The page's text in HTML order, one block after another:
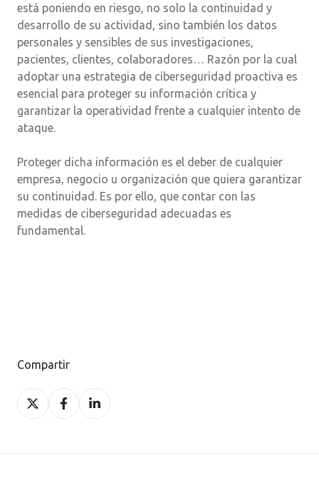
está poniendo en riesgo, no solo la continuidad y
desarrollo de su actividad, sino también los datos
personales y sensibles de sus investigaciones,
pacientes, clientes, colaboradores… Razón por la cual
adoptar una estrategia de ciberseguridad proactiva es
esencial para proteger su información crítica y
garantizar la operatividad frente a cualquier intento de
ataque.
Proteger dicha información es el deber de cualquier
empresa, negocio u organización que quiera garantizar
su continuidad. Es por ello, que contar con las
medidas de ciberseguridad adecuadas es
fundamental.
Compartir
Compartir
en
Compartir
en
Compartir
en